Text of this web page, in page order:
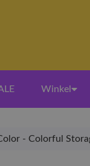
Winkel
- Colorful